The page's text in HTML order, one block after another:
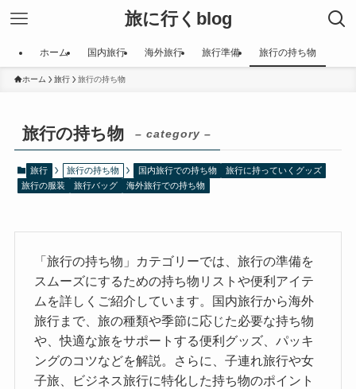
旅に行くblog
ホーム 国内旅行 海外旅行 旅行準備 旅行の持ち物
ホーム 旅行 旅行の持ち物
旅行の持ち物 – category –
旅行 旅行の持ち物 国内旅行での持ち物
旅行に持っていくグッズ
旅行の服装
旅行バッグ 海外旅行での持ち物
「旅行の持ち物」カテゴリーでは、旅行の準備を
スムーズにするための持ち物リストや便利アイテ
ムを詳しくご紹介しています。国内旅行から海外
旅行まで、旅の種類や季節に応じた必要な持ち物
や、快適な旅をサポートする便利グッズ、パッキ
ングのコツなどを解説。さらに、子連れ旅行や女
子旅、ビジネス旅行に特化した持ち物のポイント